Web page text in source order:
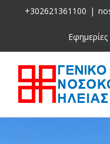
+302621361100 |